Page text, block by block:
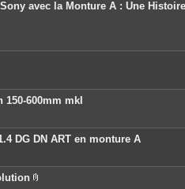
avec la Monture A : Une
600mm mkI
DG DN ART en monture A